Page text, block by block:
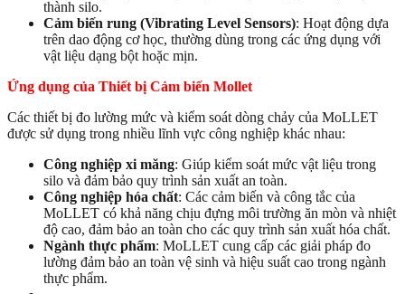
thành silo.
Cảm biến rung (Vibrating Level Sensors): Hoạt động dựa
trên dao động cơ học, thường dùng trong các ứng dụng với
vật liệu dạng bột hoặc mịn.
Ứng dụng của Thiết bị Cảm biến Mollet
Các thiết bị đo lường mức và kiểm soát dòng chảy của MoLLET
được sử dụng trong nhiều lĩnh vực công nghiệp khác nhau:
Công nghiệp xi măng: Giúp kiểm soát mức vật liệu trong
silo và đảm bảo quy trình sản xuất an toàn.
Công nghiệp hóa chất: Các cảm biến và công tắc của
MoLLET có khả năng chịu đựng môi trường ăn mòn và nhiệt
độ cao, đảm bảo an toàn cho các quy trình sản xuất hóa chất.
Ngành thực phẩm: MoLLET cung cấp các giải pháp đo
lường đảm bảo an toàn vệ sinh và hiệu suất cao trong ngành
thực phẩm.